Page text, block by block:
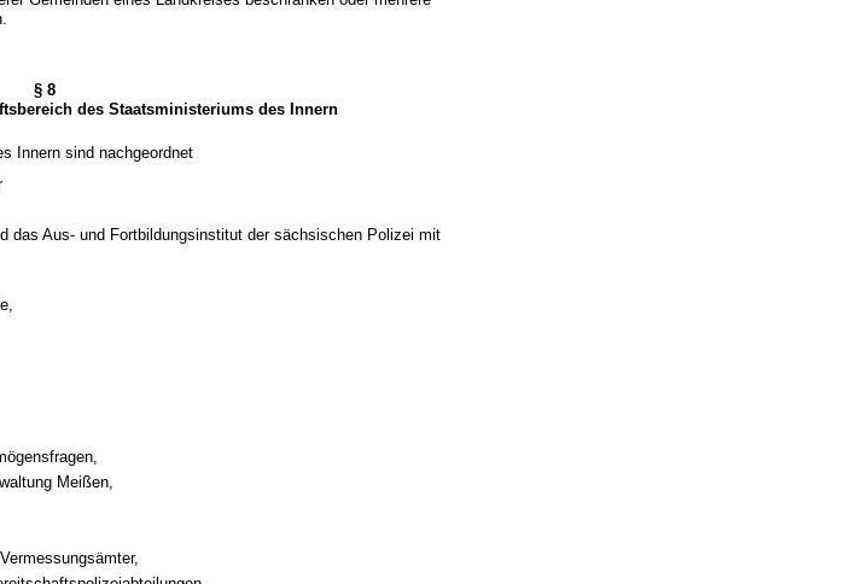
§ 8
des Staatsministeriums des Innern
Innern sind nachgeordnet
das Aus- und Fortbildungsinstitut der sächsischen Polizei mit
Meißen,